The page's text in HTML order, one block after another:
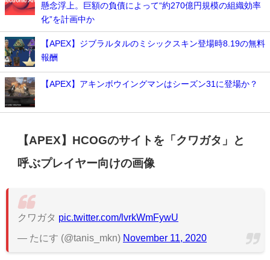
懸念浮上。巨額の負債によって“約270億円規模の組織効率
化”を計画中か
【APEX】ジブラルタルのミシックスキン登場時8.19の無料
報酬
【APEX】アキンボウイングマンはシーズン31に登場か？
【APEX】HCOGのサイトを「クワガタ」と
呼ぶプレイヤー向けの画像
クワガタ pic.twitter.com/lvrkWmFywU
— たにす (@tanis_mkn) November 11, 2020